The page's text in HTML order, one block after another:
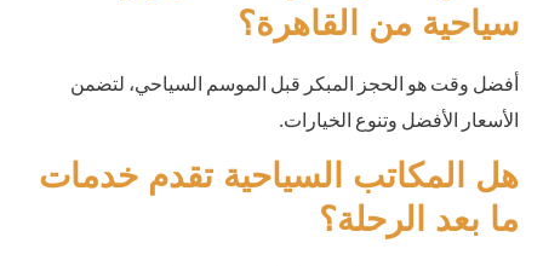
سياحية من القاهرة؟
أفضل وقت هو الحجز المبكر قبل الموسم السياحي، لتضمن
الأسعار الأفضل وتنوع الخيارات.
هل المكاتب السياحية تقدم خدمات
ما بعد الرحلة؟